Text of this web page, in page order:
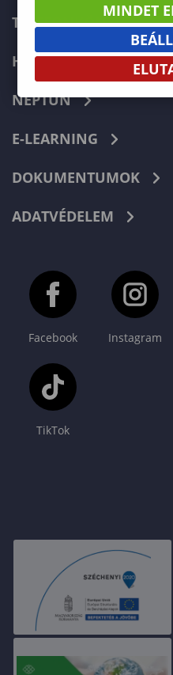
TELEFONKÖNYV
HIBABEJELENTÉS
NEPTUN
E-LEARNING
DOKUMENTUMOK
ADATVÉDELEM
Facebook Instagram
TikTok
MINDET